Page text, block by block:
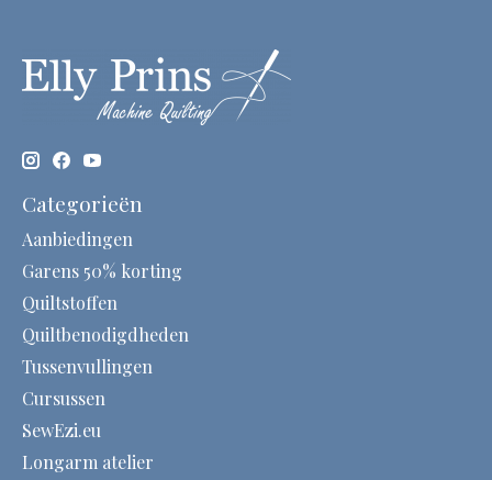
Categorieën
Aanbiedingen
Garens 50% korting
Quiltstoffen
Quiltbenodigdheden
Tussenvullingen
Cursussen
SewEzi.eu
Longarm atelier